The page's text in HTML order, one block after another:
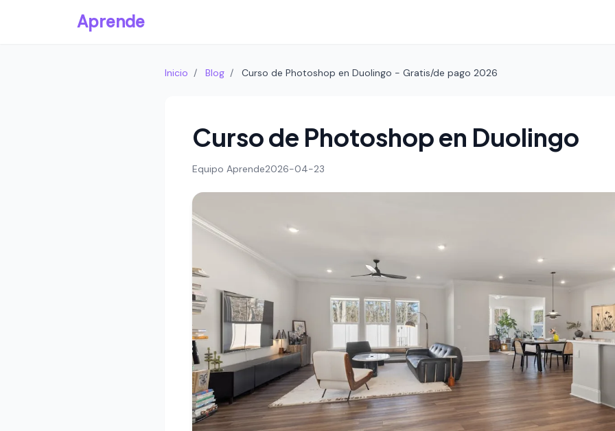
Aprende
Inicio / Blog / Curso de Photoshop en Duolingo - Gratis/de pago 2026
Curso de Photoshop en Duolingo
Equipo Aprende2026-04-23